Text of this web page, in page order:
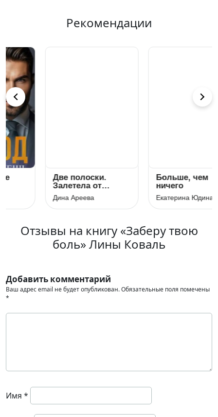
Рекомендации
Две полоски.
Залетела от
незнакомца
Дина Ареева
Больше, чем
Екатерина Юдина
Отзывы на книгу «Заберу твою
боль» Лины Коваль
Добавить комментарий
Ваш адрес email не будет опубликован.Обязательные поля помечены
*
Имя *